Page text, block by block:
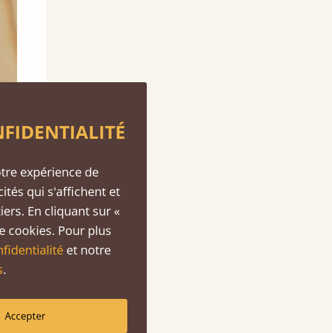
expérience de
qui s'affichent et
En cliquant sur «
cookies. Pour plus
et notre
.
Accepter